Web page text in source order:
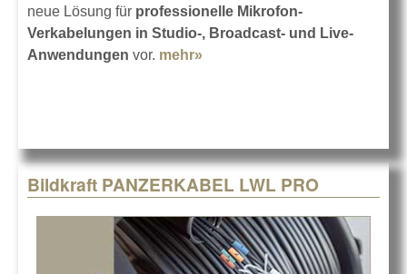
neue Lösung für professionelle Mikrofon-
Verkabelungen in Studio-, Broadcast- und Live-
Anwendungen vor. mehr»
Bildkraft PANZERKABEL LWL PRO